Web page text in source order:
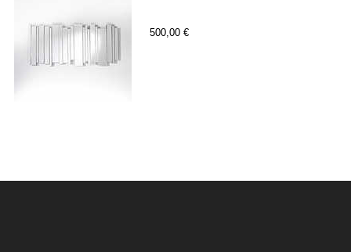
500,00 €